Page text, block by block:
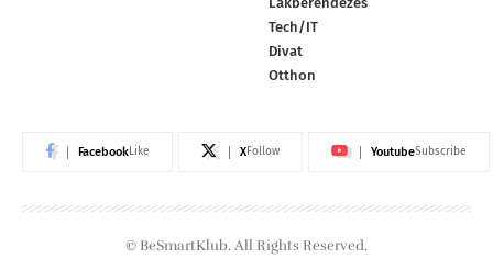
Tech/IT
Divat
Otthon
FacebookLike XFollow YoutubeSubscribe
© BeSmartKlub. All Rights Reserved.